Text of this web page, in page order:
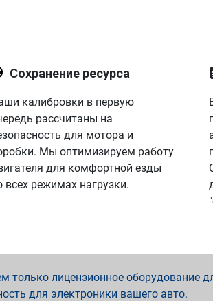
Сохранение ресурса
калибровки в первую
рассчитаны на
для мотора и
Мы оптимизируем работу
для комфортной езды
всех режимах нагрузки.
лицензионное оборудование
для электроники вашего авто.